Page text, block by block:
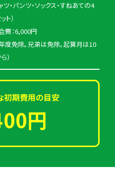
ツ・パンツ・ソックス・すねあての4
ト）
費：6,000円
年度免除。兄弟は免除。起算月は10
）
初期費用の目安
円